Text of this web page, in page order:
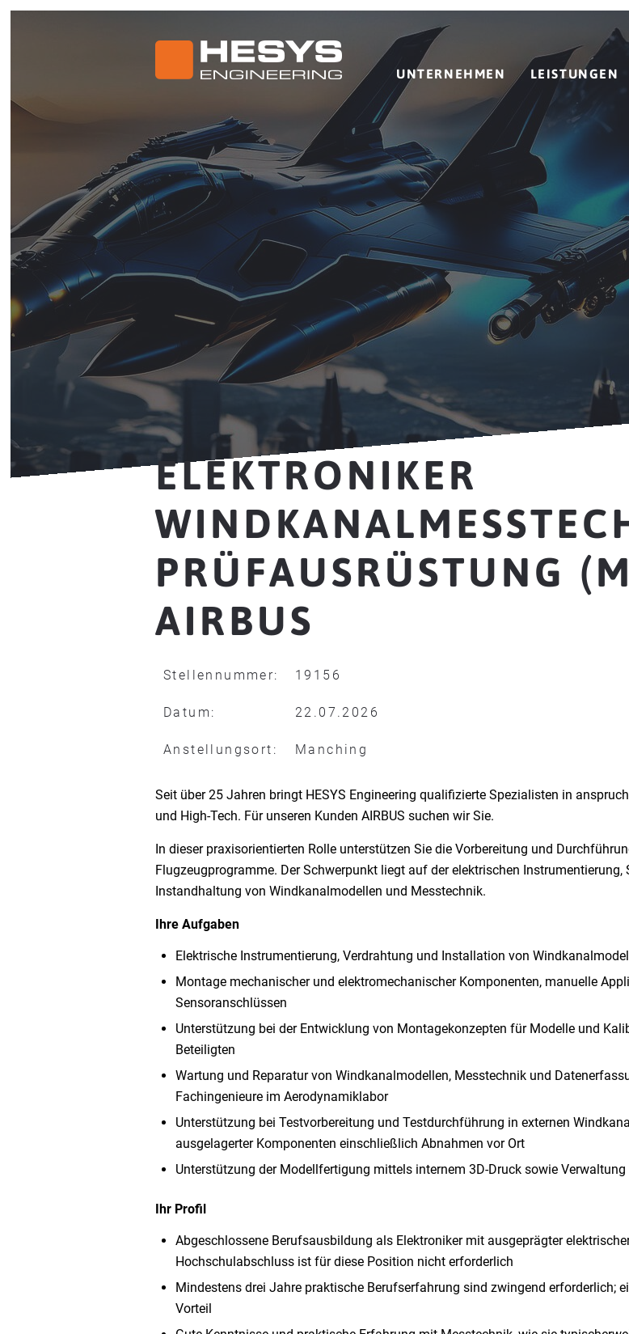
UNTERNEHMEN LEISTUNGEN
ELEKTRONIKER
PRÜFAUSRÜSTUNG
AIRBUS
Stellennummer: 19156
Datum: 22.07.2026
Anstellungsort: Manching
Seit über 25 Jahren bringt HESYS Engineering qualifizierte Spezialisten in
und High-Tech. Für unseren Kunden AIRBUS suchen wir Sie.
In dieser praxisorientierten Rolle unterstützen Sie die Vorbereitung und
Flugzeugprogramme. Der Schwerpunkt liegt auf der elektrischen
Instandhaltung von Windkanalmodellen und Messtechnik.
Ihre Aufgaben
Elektrische Instrumentierung, Verdrahtung und Installation von
Montage mechanischer und elektromechanischer Komponenten, manuelle
Sensoranschlüssen
Unterstützung bei der Entwicklung von Montagekonzepten für Modelle und
Beteiligten
Wartung und Reparatur von Windkanalmodellen, Messtechnik und
Fachingenieure im Aerodynamiklabor
Unterstützung bei Testvorbereitung und Testdurchführung in externen
ausgelagerter Komponenten einschließlich Abnahmen vor Ort
Unterstützung der Modellfertigung mittels internem 3D-Druck sowie
Ihr Profil
Abgeschlossene Berufsausbildung als Elektroniker mit ausgeprägter
Hochschulabschluss ist für diese Position nicht erforderlich
Mindestens drei Jahre praktische Berufserfahrung sind zwingend erforderlich;
Vorteil